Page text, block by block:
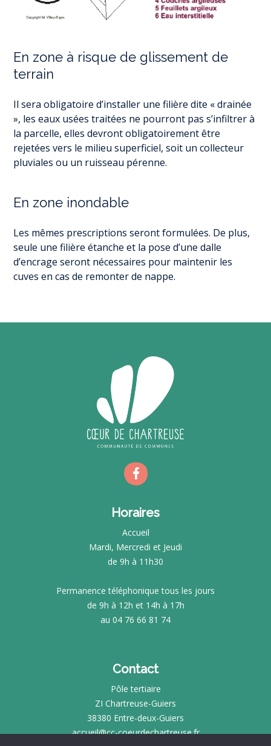
En zone à risque de glissement de
terrain
Il sera obligatoire d’installer une filière dite « drainée
», les eaux usées traitées ne pourront pas s’infiltrer à
la parcelle, elles devront obligatoirement être
rejetées vers le milieu superficiel, soit un collecteur
pluviales ou un ruisseau pérenne.
En zone inondable
Les mêmes prescriptions seront formulées. De plus,
seule une filière étanche et la pose d’une dalle
d’encrage seront nécessaires pour maintenir les
cuves en cas de remonter de nappe.
Horaires
Accueil
Mardi, Mercredi et Jeudi
de 9h à 11h30
Permanence téléphonique tous les jours
de 9h à 12h et 14h à 17h
au 04 76 66 81 74
Contact
Pôle tertiaire
ZI Chartreuse-Guiers
38380 Entre-deux-Guiers
accueil@cc-coeurdechartreuse.fr